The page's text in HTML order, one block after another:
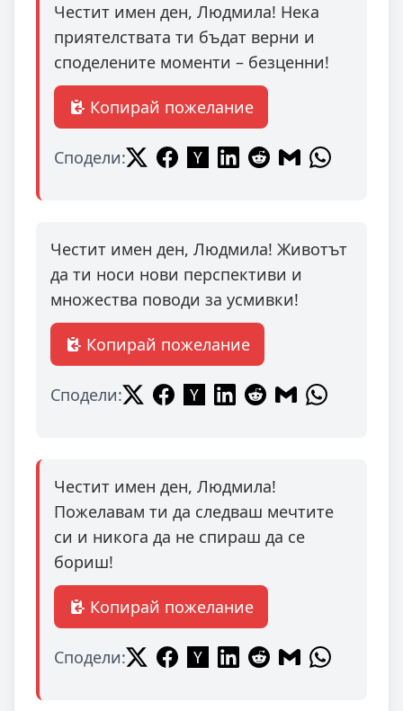
Честит имен ден, Людмила! Нека
приятелствата ти бъдат верни и
споделените моменти – безценни!
Копирай пожелание
Сподели:
Честит имен ден, Людмила! Животът
да ти носи нови перспективи и
множества поводи за усмивки!
Копирай пожелание
Сподели:
Честит имен ден, Людмила!
Пожелавам ти да следваш мечтите
си и никога да не спираш да се
бориш!
Копирай пожелание
Сподели: